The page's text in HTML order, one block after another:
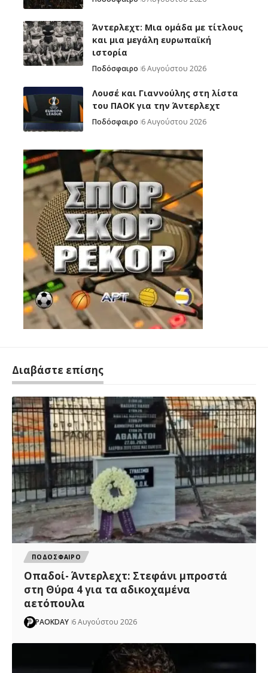
Άντερλεχτ: Mια ομάδα με τίτλους
και μια μεγάλη ευρωπαϊκή
ιστορία
Ποδόσφαιρο 6 Αυγούστου 2026
Λουσέ και Γιαννούλης στη λίστα
του ΠΑΟΚ για την Άντερλεχτ
Ποδόσφαιρο 6 Αυγούστου 2026
Διαβάστε επίσης
ΠΟΔΟΣΦΑΙΡΟ
Οπαδοί- Άντερλεχτ: Στεφάνι μπροστά
στη Θύρα 4 για τα αδικοχαμένα
αετόπουλα
PAOKDAY 6 Αυγούστου 2026